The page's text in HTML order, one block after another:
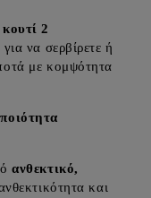
2
να σερβίρετε ή
με κομψότητα
ανθεκτικό,
και